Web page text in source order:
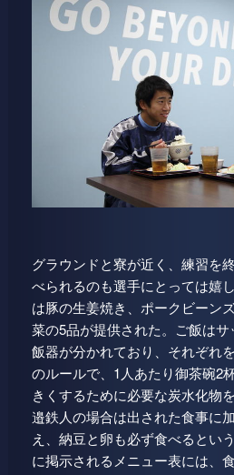
グラウンドと寮が近く、練習を
べられるのも選手にとっては嬉
は豚の生姜焼き、ポークビーン
菜の5品が提供された。ご飯は
飯器が分かれており、それぞれ
のルールで、1人あたり御茶碗2
きくするために必要な炭水化物
邉鉄人の場合は出された食事に
え、納豆と卵も必ず食べるとい
に掲示されるメニュー表には、